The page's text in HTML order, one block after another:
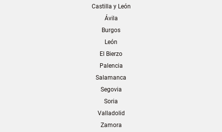
Castilla y León
Ávila
Burgos
León
El Bierzo
Palencia
Salamanca
Segovia
Soria
Valladolid
Zamora